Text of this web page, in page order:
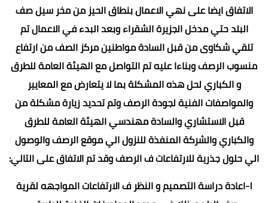
الاتفاق ايضا على نهي الاعمال بنطاق الحيز من مخر سيل صف
البلد حتي مدخل الجزيرة الشقراء وبعد البدء في الاعمال تم
تلقي شكاوى من قبل السادة مواطنين مركز الصف من ارتفاع
منسوب الرصف وبناءا عليه تم التواصل مع الهيئة العامة للطرق
و الكباري لحل هذه المشكلة بما لا يتعارض مع المعايير
والمواصفات الفنية لجودة الرصف وتم تحديد زيارة مشكلة من
قبل الاستشاري والسادة مهندسي الهيئة العامة للطرق
والكباري والشركة المنفذة للنزول الي موقع الرصف والوصول
الي حلول جذرية للارتفاعات ف الرصف وقد تم الاتفاق على التالي:
١-اعادة دراسة التصميم و النظر ف الارتفاعات المواجهه لقرية